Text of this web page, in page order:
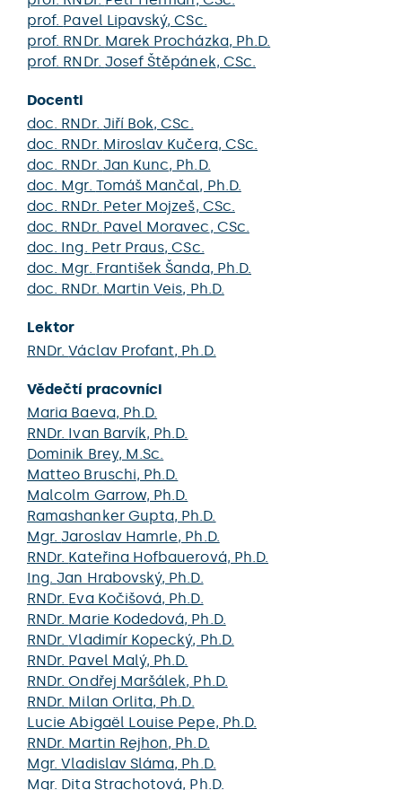
prof. Pavel Lipavský, CSc.
prof. RNDr. Marek Procházka, Ph.D.
prof. RNDr. Josef Štěpánek, CSc.
Docenti
doc. RNDr. Jiří Bok, CSc.
doc. RNDr. Miroslav Kučera, CSc.
doc. RNDr. Jan Kunc, Ph.D.
doc. Mgr. Tomáš Mančal, Ph.D.
doc. RNDr. Peter Mojzeš, CSc.
doc. RNDr. Pavel Moravec, CSc.
doc. Ing. Petr Praus, CSc.
doc. Mgr. František Šanda, Ph.D.
doc. RNDr. Martin Veis, Ph.D.
Lektor
RNDr.Václav Profant, Ph.D.
Vědečtí pracovníci
Maria Baeva, Ph.D.
RNDr. Ivan Barvík, Ph.D.
Dominik Brey, M.Sc.
Matteo Bruschi, Ph.D.
Malcolm Garrow, Ph.D.
Ramashanker Gupta, Ph.D.
Mgr.Jaroslav Hamrle, Ph.D.
RNDr. Kateřina Hofbauerová, Ph.D.
Ing.Jan Hrabovský, Ph.D.
RNDr. Eva Kočišová, Ph.D.
RNDr. Marie Kodedová, Ph.D.
RNDr.Vladimír Kopecký, Ph.D.
RNDr. Pavel Malý, Ph.D.
RNDr.Ondřej Maršálek, Ph.D.
RNDr. Milan Orlita, Ph.D.
Lucie Abigaël Louise Pepe, Ph.D.
RNDr. Martin Rejhon, Ph.D.
Mgr.Vladislav Sláma, Ph.D.
Mgr. Dita Strachotová, Ph.D.